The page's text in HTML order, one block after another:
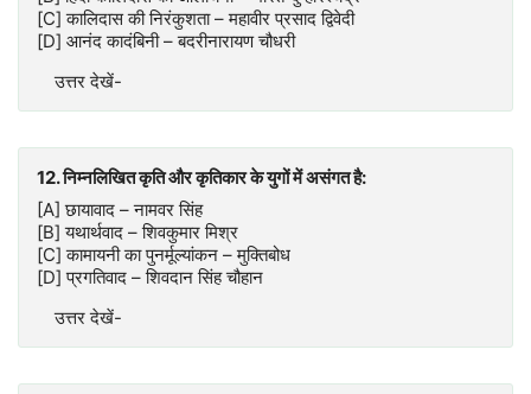
[C] कालिदास की निरंकुशता – महावीर प्रसाद द्विवेदी
[D] आनंद कादंबिनी – बदरीनारायण चौधरी
उत्तर देखें-
12. निम्नलिखित कृति और कृतिकार के युगों में असंगत है:
[A] छायावाद – नामवर सिंह
[B] यथार्थवाद – शिवकुमार मिश्र
[C] कामायनी का पुनर्मूल्यांकन – मुक्तिबोध
[D] प्रगतिवाद – शिवदान सिंह चौहान
उत्तर देखें-